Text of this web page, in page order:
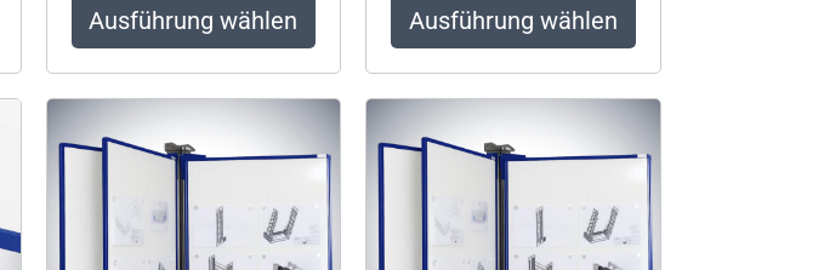
Ausführung wählen
Ausführung wählen